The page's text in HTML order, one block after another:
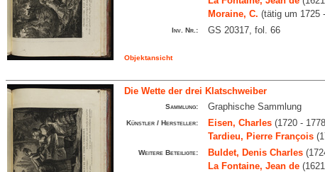
Moraine, C. (tätig um 1725
Inv. Nr.: GS 20317, fol. 66
Objektansicht
Die Wette der drei Klatschweiber
Sammlung: Graphische Sammlung
Künstler / Hersteller: Eisen, Charles(1720 -
Tardieu, Pierre François
Weitere Beteiligte: Buldet, Denis Charles
La Fontaine, Jean de